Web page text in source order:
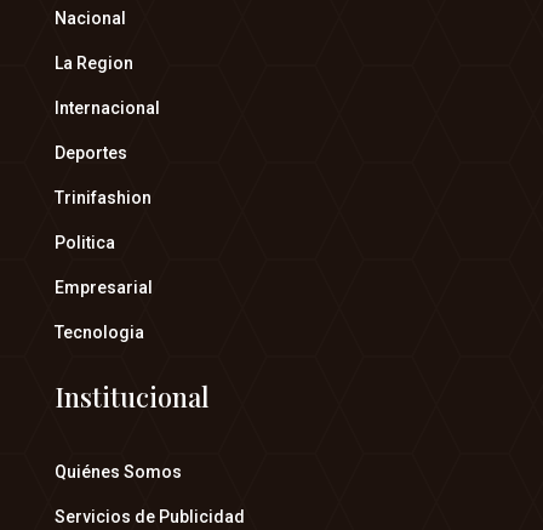
Nacional
La Region
Internacional
Deportes
Trinifashion
Politica
Empresarial
Tecnologia
Institucional
Quiénes Somos
Servicios de Publicidad